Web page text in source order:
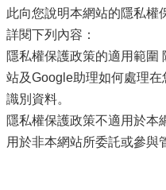
息
公
線
上
服
務
此向您說明本網站的隱私權
詳閱下列內容：
隱私權保護政策的適用範圍
站及Google助理如何處理
識別資料。
隱私權保護政策不適用於本
用於非本網站所委託或參與